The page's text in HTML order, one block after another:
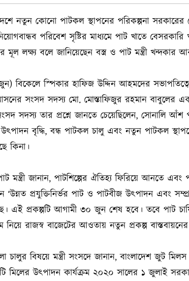
নতুন কোনো পাটকল স্থাপনের পরিকল্পনা সরকারের
পরিবেশ সৃষ্টির মাধ্যমে পাট খাতে
লক্ষ্য বলে জানিয়েছেন বস্ত্র ও পাট মন্ত্রী খন্দকার
বিকেলে স্পিকার হাফিজ উদ্দিন আহমদের
সংসদ সদস্য মো. মোস্তাফিজুর রহমান বাবুলের এক
সদস্য তার প্রশ্নে জানতে চেয়েছিলেন, সোনালি আঁশ
বৃদ্ধি, বন্ধ পাটকল চালু এবং নতুন পাটকল
কিনা।
মন্ত্রী জানান, পাটশিল্পের ঐতিহ্য ফিরিয়ে আনতে এবং
‘উন্নত প্রযুক্তিনির্ভর পাট ও পাটবীজ উৎপাদন এবং
এই প্রকল্পটি আগামী ৩০ জুন শেষ হবে। তবে পাট
নিয়ে রাজস্ব বাজেটের আওতায় নতুন প্রকল্প
চালুর বিষয়ে মন্ত্রী সংসদে জানান, বাংলাদেশ জুট
মিলের উৎপাদন কার্যক্রম ২০২০ সালের ১ জুলাই